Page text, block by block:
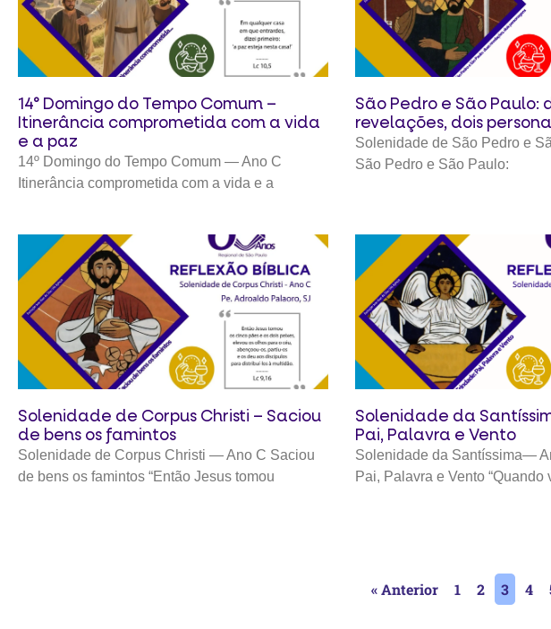
14° Domingo do Tempo Comum –
Itinerância comprometida com a vida
e a paz
14º Domingo do Tempo Comum — Ano C
Itinerância comprometida com a vida e a
São Pedro e São Paulo:
revelações, dois
Solenidade de São Pedro e
São Pedro e São Paulo:
Solenidade de Corpus Christi – Saciou
de bens os famintos
Solenidade de Corpus Christi — Ano C Saciou
de bens os famintos “Então Jesus tomou
Solenidade da
Pai, Palavra e Vento
Solenidade da Santíssima—
Pai, Palavra e Vento “Quando
« Anterior 1 2 3 4